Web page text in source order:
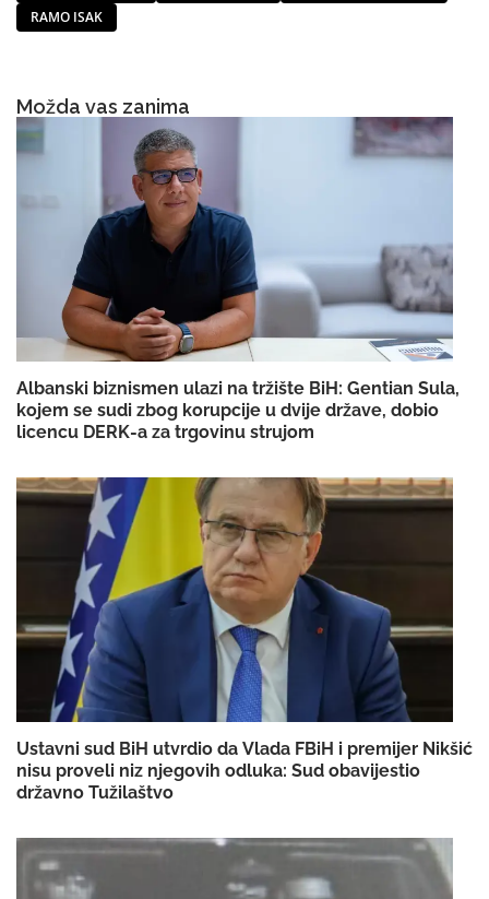
RAMO ISAK
Možda vas zanima
Albanski biznismen ulazi na tržište BiH: Gentian Sula,
kojem se sudi zbog korupcije u dvije države, dobio
licencu DERK-a za trgovinu strujom
Ustavni sud BiH utvrdio da Vlada FBiH i premijer Nikšić
nisu proveli niz njegovih odluka: Sud obavijestio
državno Tužilaštvo